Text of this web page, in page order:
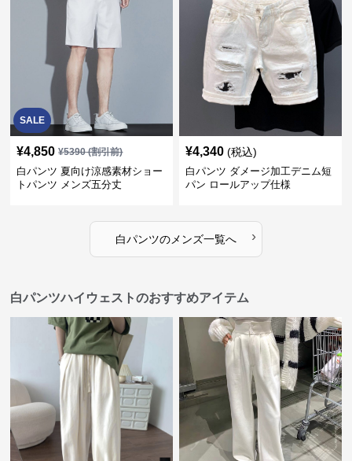
SALE
¥4,850 ¥5390(割引前)
白パンツ 夏向け涼感素材ショー
トパンツ メンズ五分丈
¥4,340 (税込)
白パンツ ダメージ加工デニム短
パン ロールアップ仕様
白パンツのメンズ一覧へ ›
白パンツハイウェストのおすすめアイテム